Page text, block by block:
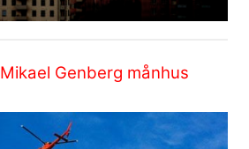
Mikael Genberg månhus